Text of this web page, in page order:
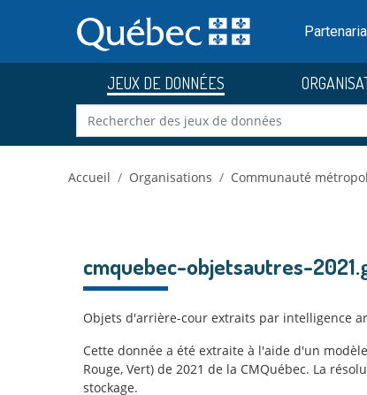
au
contenu
JEUX DE DONNÉES
Accueil Organisations Communauté
cmquebec-objetsautres-
Objets d'arrière-cour extraits par intelligence
Cette donnée a été extraite à l'aide d'un
Rouge, Vert) de 2021 de la CMQuébec. La
stockage.